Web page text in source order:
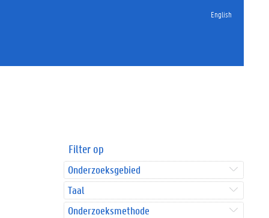
English
Filter op
Onderzoeksgebied
Taal
Onderzoeksmethode